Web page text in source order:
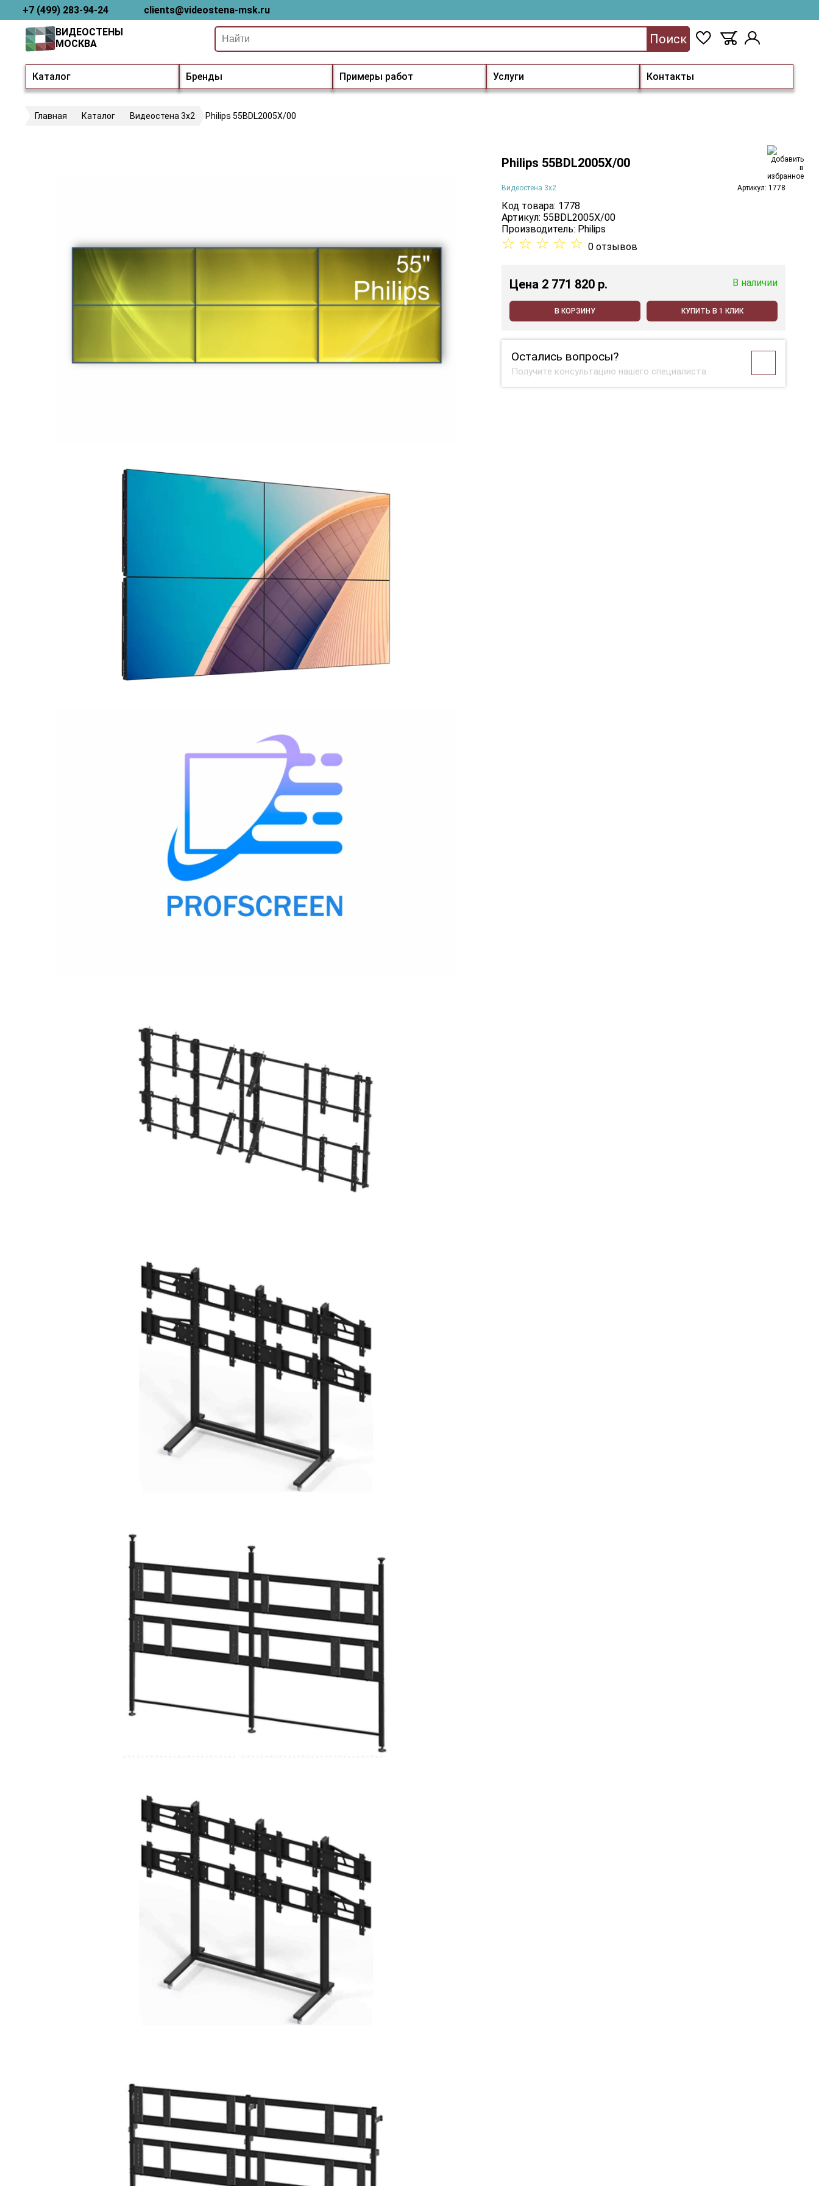
+7 (499) 283-94-24 clients@videostena-msk.ru
Каталог Бренды Примеры работ Услуги Контакты
ВИДЕОСТЕНЫ
МОСКВА
Поиск
Главная Каталог Видеостена 3х2 Philips 55BDL2005X/00
Philips 55BDL2005X/00
Видеостена 3х2 Артикул: 1778
Код товара: 1778
Артикул: 55BDL2005X/00
Производитель: Philips
☆ ☆ ☆ ☆ ☆ 0 отзывов
Цена 2 771 820 p. В наличии
В КОРЗИНУ КУПИТЬ В 1 КЛИК
Остались вопросы?
Получите консультацию нашего специалиста